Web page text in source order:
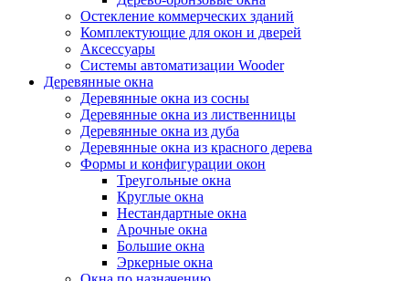
Остекление коммерческих зданий
Комплектующие для окон и дверей
Аксессуары
Системы автоматизации Wooder
Деревянные окна
Деревянные окна из сосны
Деревянные окна из лиственницы
Деревянные окна из дуба
Деревянные окна из красного дерева
Формы и конфигурации окон
Треугольные окна
Круглые окна
Нестандартные окна
Арочные окна
Большие окна
Эркерные окна